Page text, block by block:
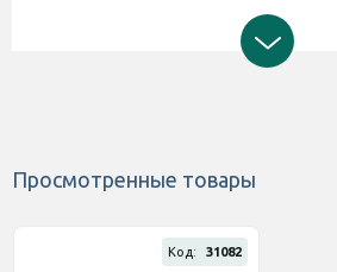
Просмотренные товары
Код: 31082